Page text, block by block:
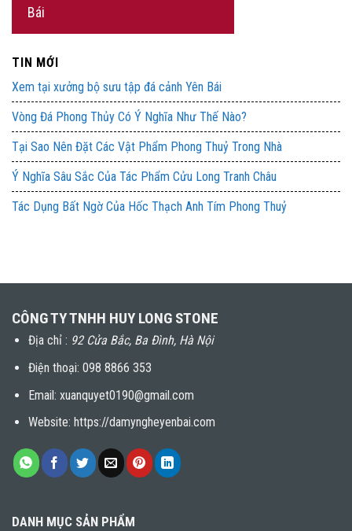
Bái
TIN MỚI
Xem tại xưởng bộ sưu tập đá cảnh Yên Bái
Vòng Đá Phong Thủy Có Ý Nghĩa Như Thế Nào?
Tại Sao Nên Đặt Các Vật Phẩm Phong Thuỷ Trong Nhà
Ý Nghĩa Sâu Sắc Của Tác Phẩm Cửu Long Tranh Châu
Tác Dụng Bất Ngờ Của Hốc Thạch Anh Tím Phong Thuỷ
CÔNG TY TNHH HUY LONG STONE
Địa chỉ : 92 Cửa Bắc, Ba Đình, Hà Nội
Điện thoại: 098 8866 353
Email: xuanquyet0190@gmail.com
Website: https://damyngheyenbai.com
DANH MỤC SẢN PHẨM